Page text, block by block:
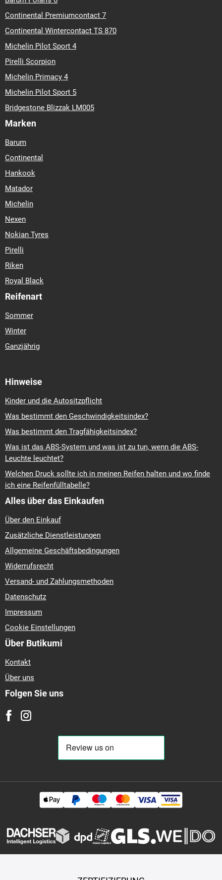
Continental Premiumcontact 7
Continental Wintercontact TS 870
Michelin Pilot Sport 4
Pirelli Scorpion
Michelin Primacy 4
Michelin Pilot Sport 5
Bridgestone Blizzak LM005
Marken
Barum
Continental
Hankook
Matador
Michelin
Nexen
Nokian Tyres
Pirelli
Riken
Royal Black
Reifenart
Sommer
Winter
Ganzjährig
Hinweise
Kinder und die Autositzpflicht
Was bestimmt den Geschwindigkeitsindex?
Was bestimmt den Tragfähigkeitsindex?
Was ist das ABS-System und was ist zu tun, wenn die ABS-
Leuchte leuchtet?
Welchen Druck sollte ich in meinen Reifen halten und wo finde
ich eine Reifenfülltabelle?
Alles über das Einkaufen
Über den Einkauf
Zusätzliche Dienstleistungen
Allgemeine Geschäftsbedingungen
Widerrufsrecht
Versand- und Zahlungsmethoden
Datenschutz
Impressum
Cookie Einstellungen
Über Butikumi
Kontakt
Über uns
Folgen Sie uns